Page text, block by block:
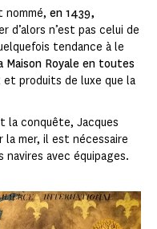
nommé, en 1439,
d’alors n’est pas celui de
tendance à le
Maison Royale en toutes
produits de luxe que la
la conquête, Jacques
la mer, il est nécessaire
avec équipages.